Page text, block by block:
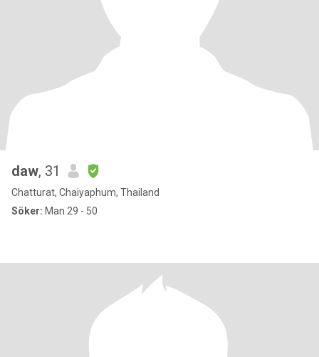
daw, 31
Chatturat, Chaiyaphum, Thailand
Söker: Man 29 - 50